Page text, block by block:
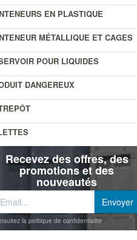
EN PLASTIQUE
MÉTALLIQUE ET CAGES
POUR LIQUIDES
DANGEREUX
Recevez des offres, des
promotions et des
nouveautés
la politique de confidentialité